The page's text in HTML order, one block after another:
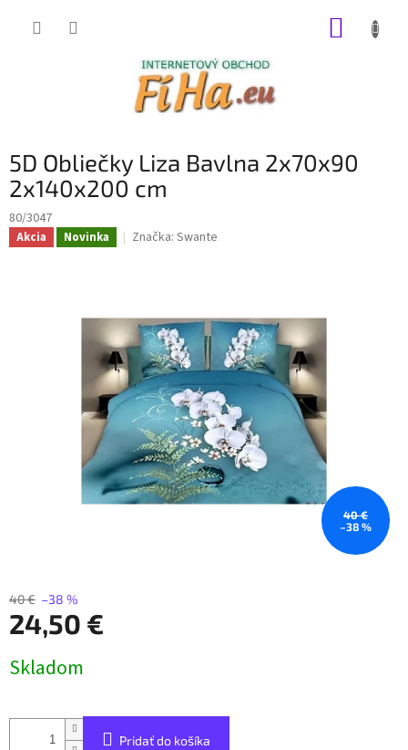
5D Obliečky Liza Bavlna 2x70x90
2x140x200 cm
80/3047
Akcia Novinka Značka: Swante
40 €
–38 %
40 € –38 %
24,50 €
cena:
Skladom
Pridať do košíka